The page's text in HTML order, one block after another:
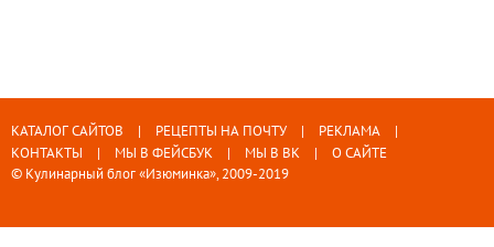
КАТАЛОГ САЙТОВ РЕЦЕПТЫ НА ПОЧТУ
РЕКЛАМА
КОНТАКТЫ
МЫ В ФЕЙСБУК МЫ В ВК
О САЙТЕ
© Кулинарный блог «Изюминка», 2009-2019